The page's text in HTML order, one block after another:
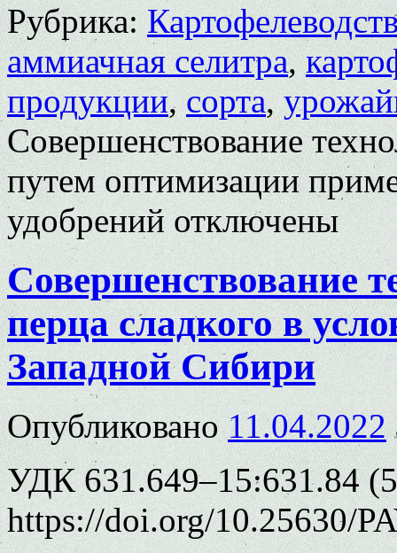
Рубрика:
аммиачная селитра,
продукции,сорта,
Совершенствование
путем оптимизации
удобренийотключены
Совершенствование
перца сладкого в
Западной Сибири
Опубликовано 11.04.2022
УДК 631.649–15:631.84
https://doi.org/10.25630/